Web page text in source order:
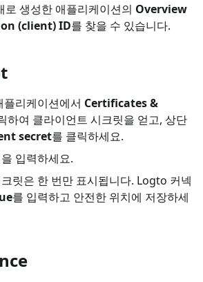
생성한 애플리케이션의 Overview
(client) ID를 찾을 수 있습니다.
리케이션에서 Certificates &
하여 클라이언트 시크릿을 얻고, 상단
secret를 클릭하세요.
입력하세요.
릿은 한 번만 표시됩니다. Logto 커넥
를 입력하고 안전한 위치에 저장하세